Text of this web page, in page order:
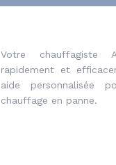
Votre chauffagiste
rapidement et
aide personnalisée
chauffage en panne.